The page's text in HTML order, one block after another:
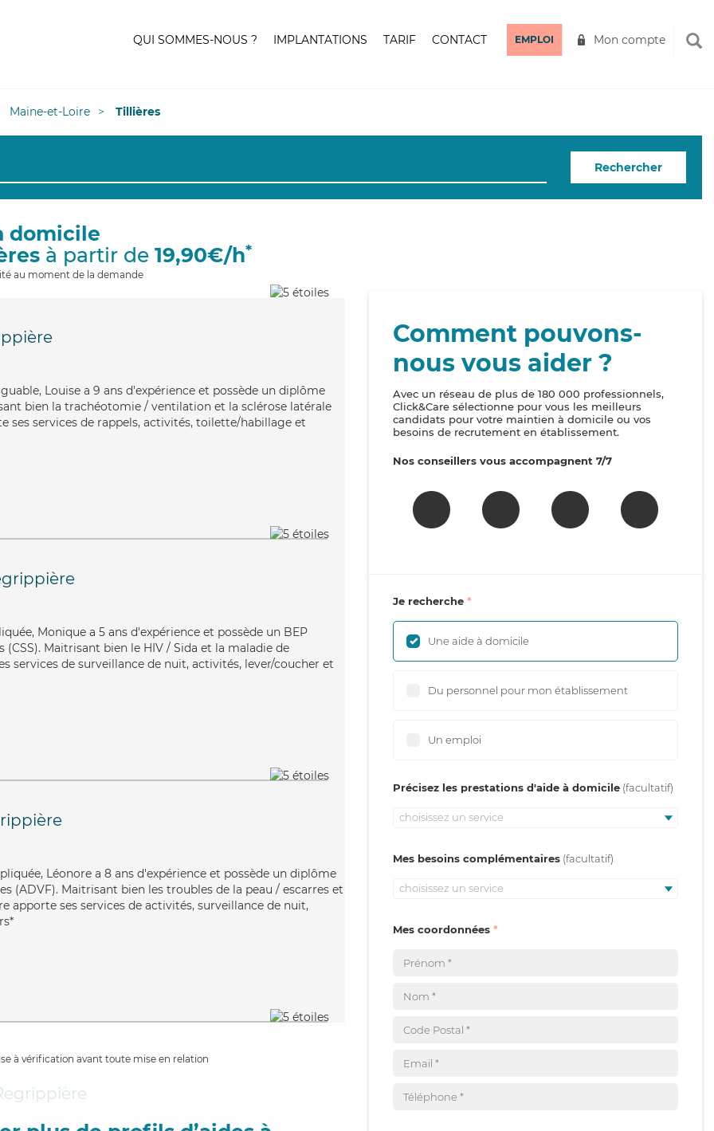
QUI SOMMES-NOUS ? IMPLANTATIONS TARIF CONTACT EMPLOI Mon compte
Maine-et-Loire Tillières
Rechercher
domicile
à partir de 19,90€/h*
au moment de la demande
Louise a 9 ans d'expérience et possède un diplôme
bien la trachéotomie / ventilation et la sclérose latérale
ses services de rappels, activités, toilette/habillage et
Monique a 5 ans d'expérience et possède un BEP
(CSS). Maitrisant bien le HIV / Sida et la maladie de
services de surveillance de nuit, activités, lever/coucher et
Léonore a 8 ans d'expérience et possède un diplôme
(ADVF). Maitrisant bien les troubles de la peau / escarres et
apporte ses services de activités, surveillance de nuit,
à vérification avant toute mise en relation
Comment pouvons-
nous vous aider ?
Avec un réseau de plus de 180 000 professionnels,
Click&Care sélectionne pour vous les meilleurs
candidats pour votre maintien à domicile ou vos
besoins de recrutement en établissement.
Nos conseillers vous accompagnent 7/7
Je recherche
Une aide à domicile
Du personnel pour mon établissement
Un emploi
Précisez les prestations d'aide à domicile
choisissez un service
Mes besoins complémentaires
choisissez un service
Mes coordonnées